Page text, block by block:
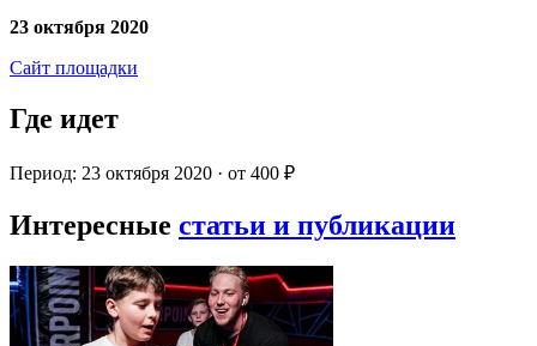
23 октября 2020
Сайт площадки
Где идет
Период: 23 октября 2020 · от 400 ₽
Интересные статьи и публикации